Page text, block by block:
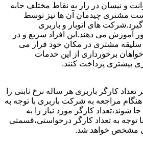
و نیسان در راز به نقاط مختلف جابه
مشتری چیدمان آن ها نیز توسط
های اتوبار و باربری
آموزش می دهند.این افراد سریع و در
مشتری در مکان خود قرار می
برخورداری از این خدمات
بیشتری پرداخت کنند.
تعداد کارگر باربری هر ساله نرخ ثابتی را
مراجعه به شرکت باربری با توجه به
شوند،تعداد کارگر مورد نیاز را به
توجه به تعداد کارگر درخواستی،قسمتی
مشخص خواهد شد.